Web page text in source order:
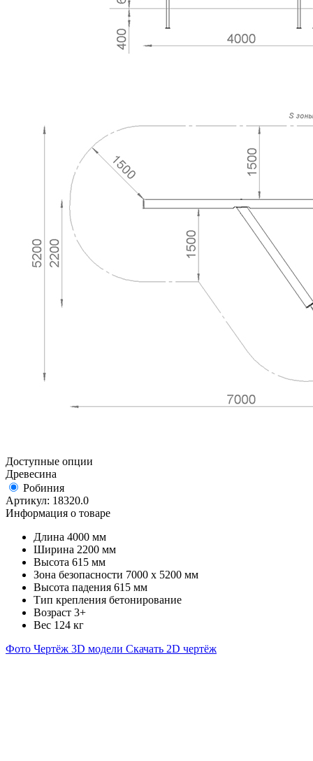
Доступные опции
Древесина
Робиния
Артикул: 18320.0
Информация о товаре
Длина 4000 мм
Ширина 2200 мм
Высота 615 мм
Зона безопасности 7000 х 5200 мм
Высота падения 615 мм
Тип крепления бетонирование
Возраст 3+
Вес 124 кг
Фото Чертёж 3D модели Скачать 2D чертёж